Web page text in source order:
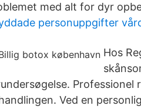
med alt for dyr
personuppgifter
Hos
Ved en